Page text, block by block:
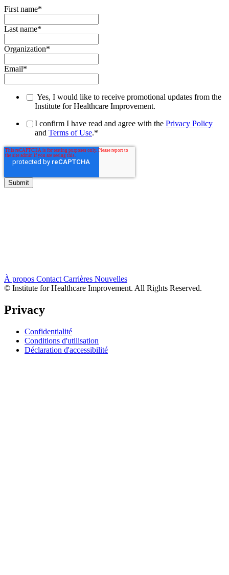
First name*
Last name*
Organization*
Email*
Yes, I would like to receive promotional updates from the
Institute for Healthcare Improvement.
I confirm I have read and agree with the Privacy Policy
and Terms of Use.*
À propos ContactCarrières Nouvelles
© Institute for Healthcare Improvement. All Rights Reserved.
Privacy
Confidentialité
Conditions d'utilisation
Déclaration d'accessibilité